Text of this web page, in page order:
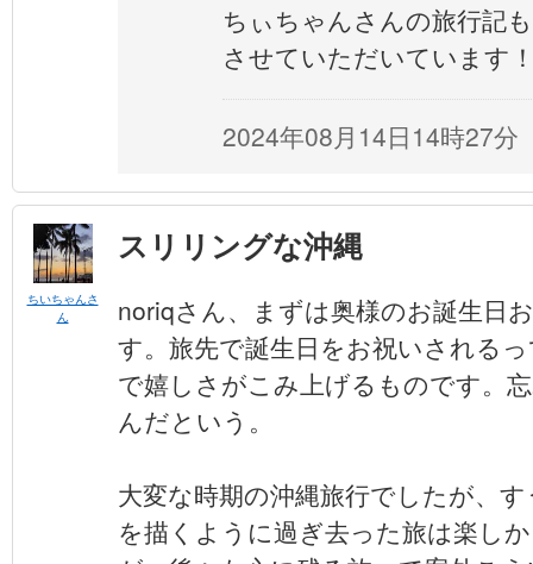
ちぃちゃんさんの旅行記
させていただいています
2024年08月14日14時27分
ちいちゃんさ
ん
スリリングな沖縄
noriqさん、まずは奥様のお誕生日
す。旅先で誕生日をお祝いされる
で嬉しさがこみ上げるものです。
んだという。
大変な時期の沖縄旅行でしたが、
を描くように過ぎ去った旅は楽し